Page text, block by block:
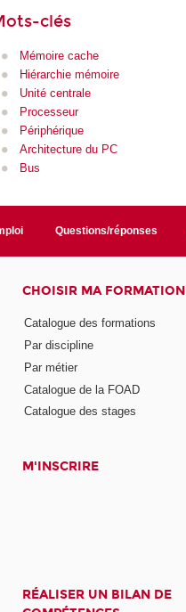
clés
Mémoire cache
Hiérarchie mémoire
Unité centrale
Processeur
Périphérique
Architecture du PC
Bus
Questions/réponses
CHOISIR MA FORMATION
Catalogue des formations
Par discipline
Par métier
Catalogue de la FOAD
Catalogue des stages
M'INSCRIRE
RÉALISER UN BILAN DE